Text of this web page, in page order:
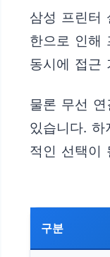
삼성 프린터
한으로 인해
동시에 접근
물론 무선
있습니다.
적인 선택이
구분